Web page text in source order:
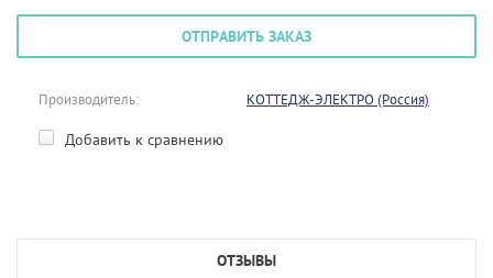
ОТПРАВИТЬ ЗАКАЗ
Производитель: КОТТЕДЖ-ЭЛЕКТРО (Россия)
Добавить к сравнению
ОТЗЫВЫ